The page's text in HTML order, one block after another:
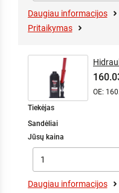
Daugiau informacijos
Pritaikymas
OE:
Tiekėjas
Sandėliai
Jūsų kaina
Daugiau informacijos